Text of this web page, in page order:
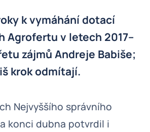
k vymáhání dotací
Agrofertu v letech 2017–
zájmů Andreje Babiše;
krok odmítají.
Nejvyššího správního
konci dubna potvrdil i